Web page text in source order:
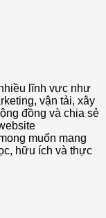
lĩnh vực như
vận tải, xây
đồng và chia sẻ
muốn mang
hữu ích và thực